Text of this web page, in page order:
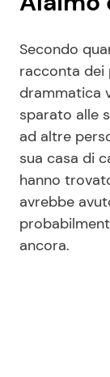
Secondo
racconta dei
drammatica
sparato alle
ad altre
sua casa di
hanno
avrebbe
ancora.